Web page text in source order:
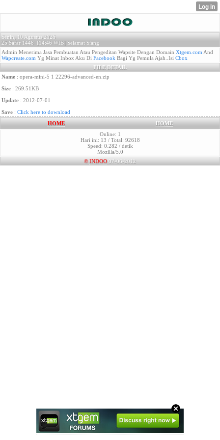
Senin, 10 Agustus 2026
25 Safar 1448 [14:46 WIB] Selamat Siang
Admin Menerima Jasa Pembuatan Atau Pengeditan Wapsite Dengan Domain Xtgem.com And
Wapcreate.com Yg Minat Inbox Aku Di Facebook Bagi Yg Pemula Ajah..Isi Cbox
FILE DETAIL
Name : opera-mini-5 1 22296-advanced-en.zip
Size : 269.51KB
Update : 2012-07-01
Save : Click here to download
HOME
HOME
Online: 1
Hari ini: 13 / Total: 92618
Speed: 0.282 / detik
Mozilla/5.0
© INDOO 07-06-2012